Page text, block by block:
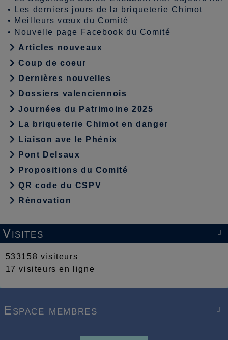
•
Les derniers jours de la briqueterie Chimot
• Meilleurs vœux du Comité
• Nouvelle page Facebook du Comité
Articles nouveaux
Coup de coeur
Dernières nouvelles
Dossiers valenciennois
Journées du Patrimoine 2025
La briqueterie Chimot en danger
Liaison ave le Phénix
Pont Delsaux
Propositions du Comité
QR code du CSPV
Rénovation

Visites
533158 visiteurs
17 visiteurs en ligne

Espace membres